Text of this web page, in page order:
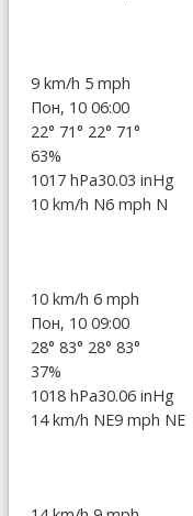
9 km/h 5 mph
Пон, 10 06:00
22° 71° 22° 71°
63%
1017 hPa30.03 inHg
10 km/h N6 mph N
10 km/h 6 mph
Пон, 10 09:00
28° 83° 28° 83°
37%
1018 hPa30.06 inHg
14 km/h NE9 mph NE